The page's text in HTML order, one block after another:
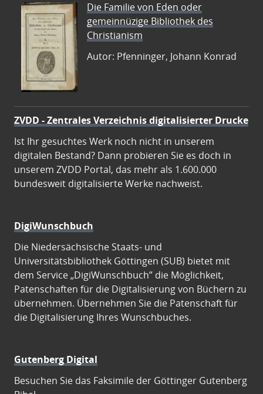
Die Familie von Eden oder
gemeinnüzige Bibliothek des
Christianism
Autor: Pfenninger, Johann Konrad
ZVDD - Zentrales Verzeichnis digitalisierter Drucke
Ist Ihr gesuchtes Werk noch nicht in unserem
digitalen Bestand? Dann probieren Sie es doch in
unserem ZVDD Portal, das mehr als 1.600.000
bundesweit digitalisierte Werke nachweist.
DigiWunschbuch
Die Niedersächsische Staats- und
Universitätsbibliothek Göttingen (SUB) bietet mit
dem Service „DigiWunschbuch” die Möglichkeit,
Patenschaften für die Digitalisierung von Büchern zu
übernehmen. Übernehmen Sie die Patenschaft für
die Digitalisierung Ihres Wunschbuches.
Gutenberg Digital
Besuchen Sie das Faksimile der Göttinger Gutenberg